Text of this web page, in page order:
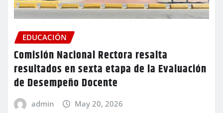
EDUCACIÓN
Comisión Nacional Rectora resalta
resultados en sexta etapa de la Evaluación
de Desempeño Docente
admin May 20, 2026